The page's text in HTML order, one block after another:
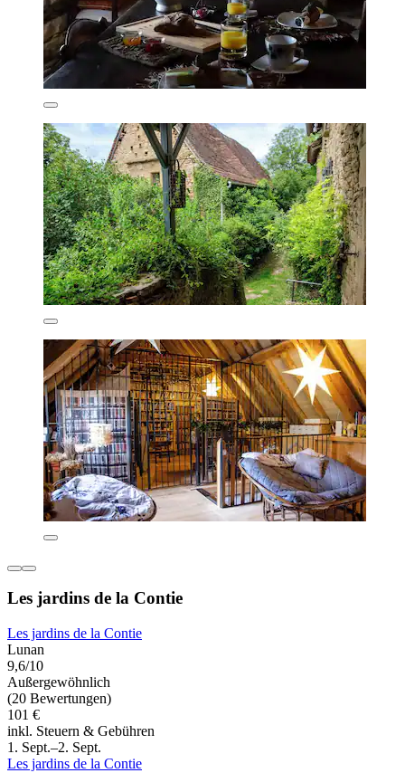
Les jardins de la Contie
Les jardins de la Contie
Lunan
9,6/10
Außergewöhnlich
(20 Bewertungen)
101 €
inkl. Steuern & Gebühren
1. Sept.–2. Sept.
Les jardins de la Contie